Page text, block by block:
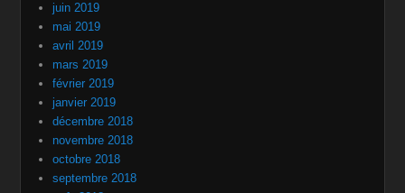
juin 2019
mai 2019
avril 2019
mars 2019
février 2019
janvier 2019
décembre 2018
novembre 2018
octobre 2018
septembre 2018